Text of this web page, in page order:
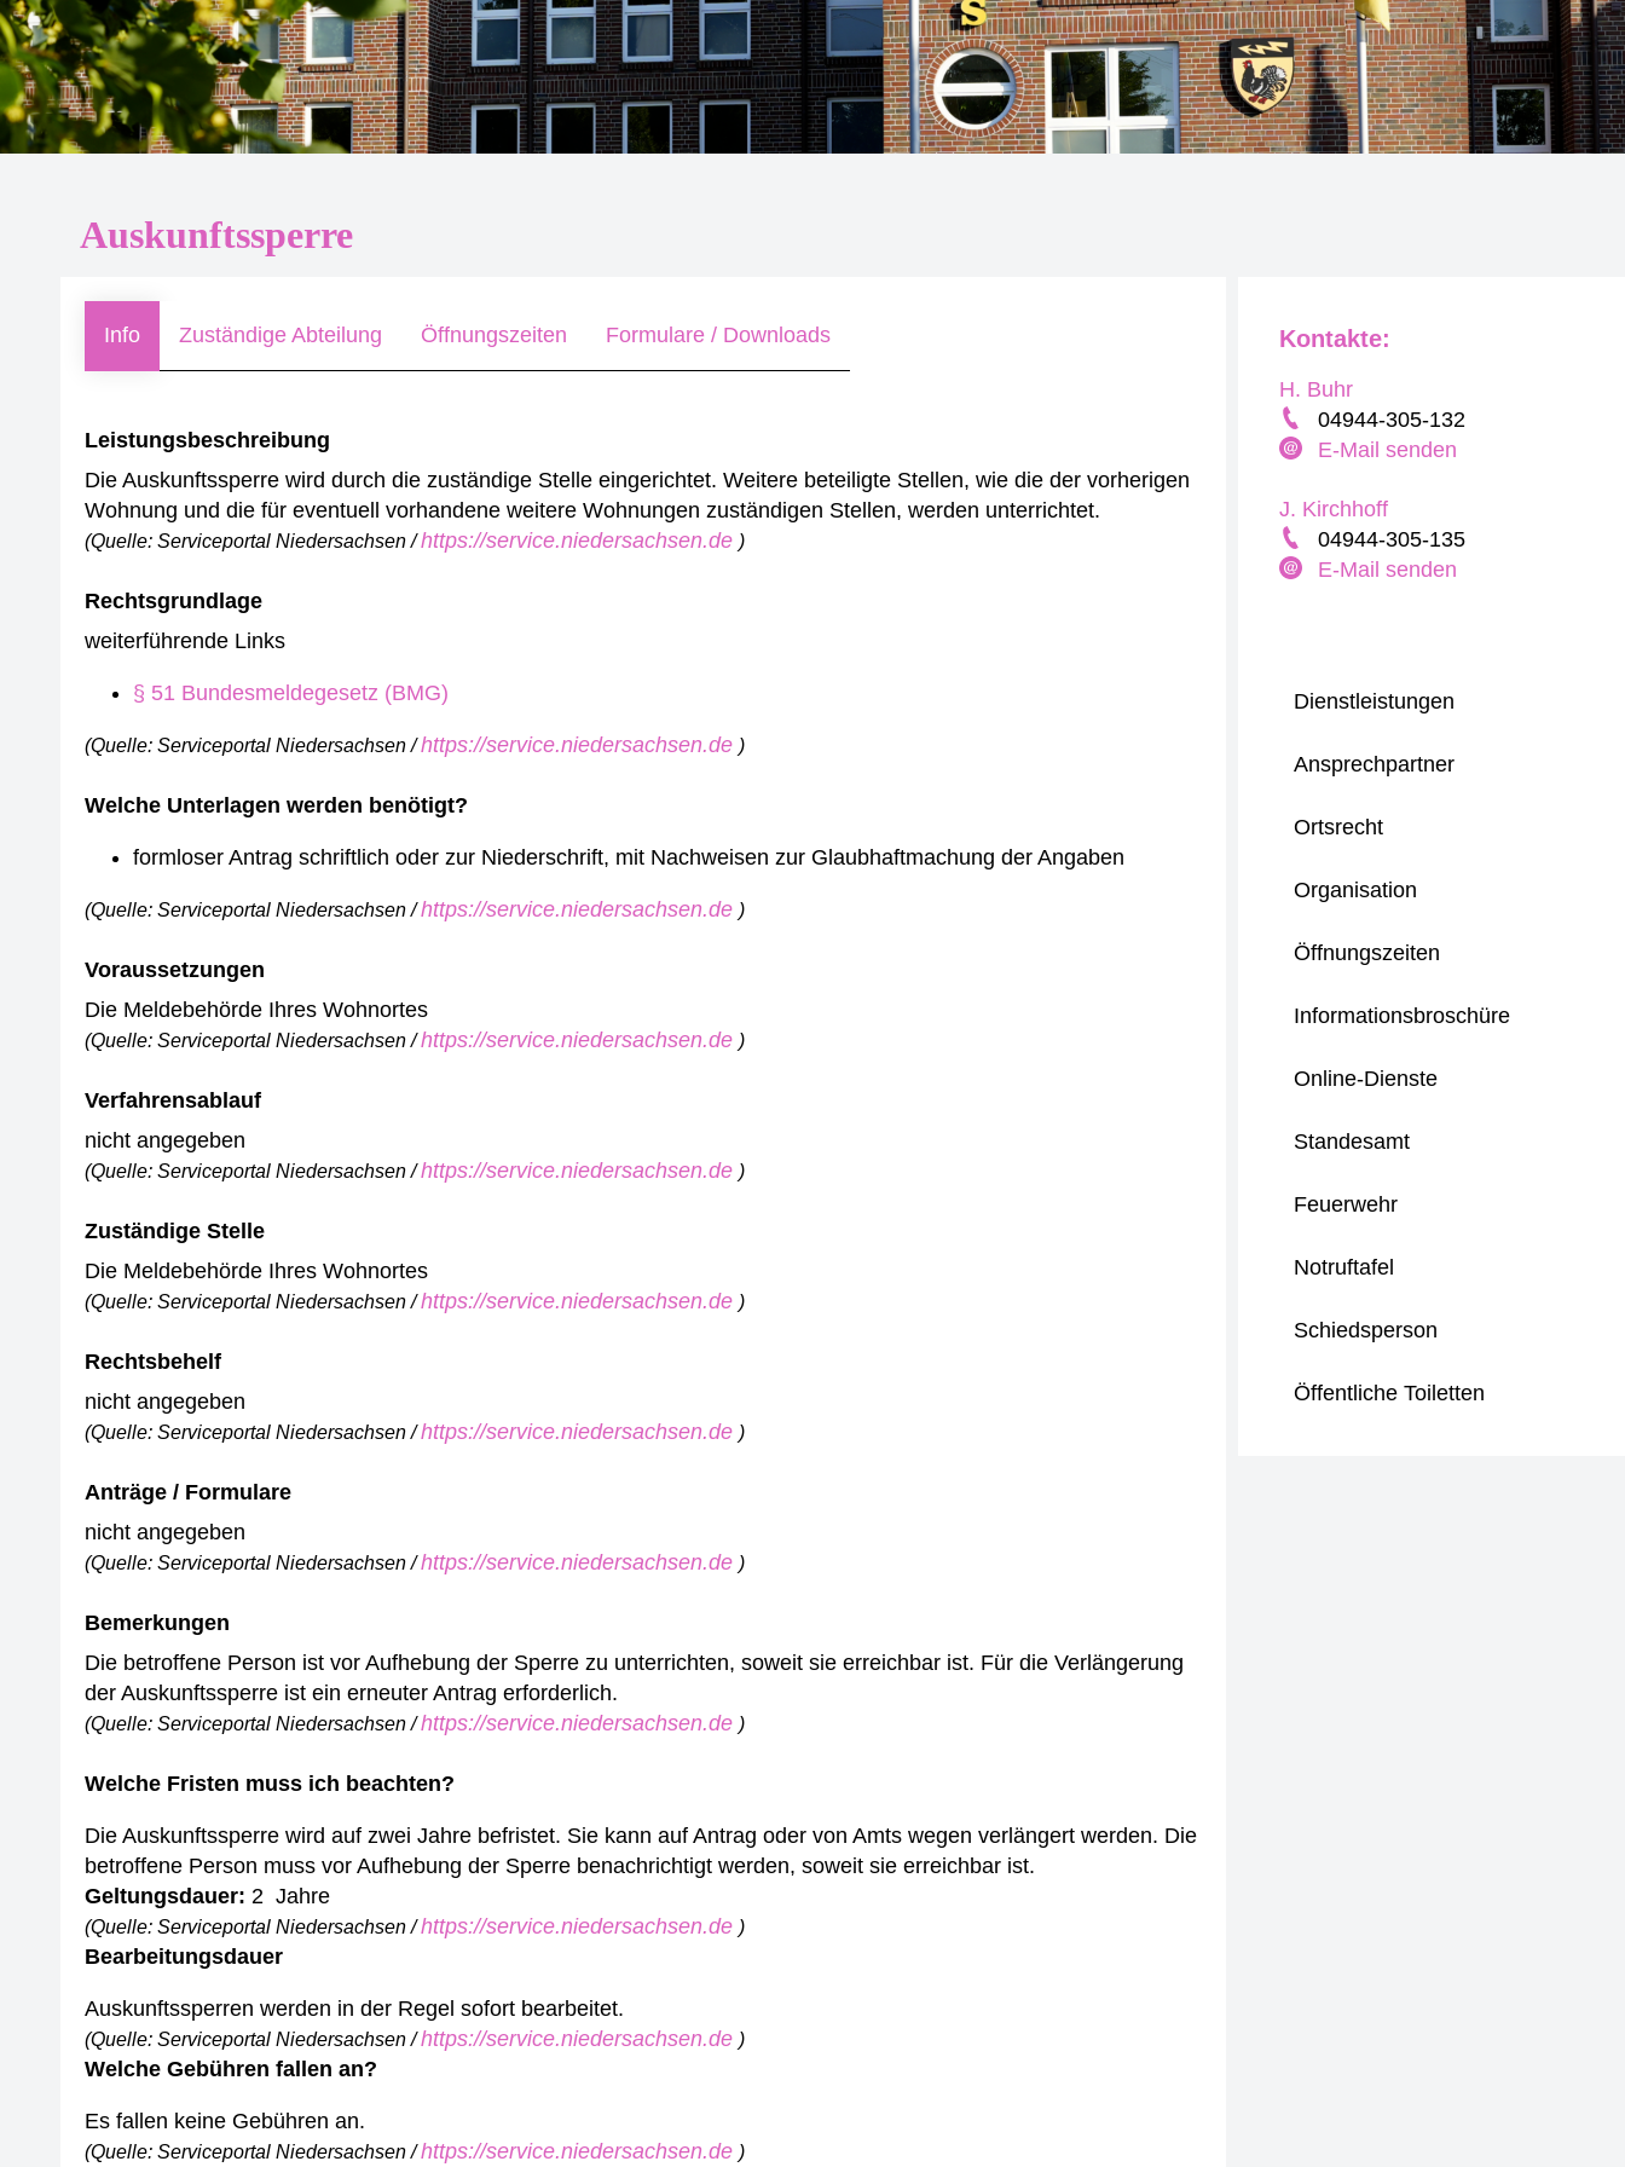
Auskunftssperre
Info Zuständige Abteilung Öffnungszeiten Formulare / Downloads
Leistungsbeschreibung
Die Auskunftssperre wird durch die zuständige Stelle eingerichtet. Weitere beteiligte Stellen, wie die der vorherigen
Wohnung und die für eventuell vorhandene weitere Wohnungen zuständigen Stellen, werden unterrichtet.
(Quelle: Serviceportal Niedersachsen /https://service.niedersachsen.de )
Rechtsgrundlage
weiterführende Links
§ 51 Bundesmeldegesetz (BMG)
(Quelle: Serviceportal Niedersachsen /https://service.niedersachsen.de )
Welche Unterlagen werden benötigt?
formloser Antrag schriftlich oder zur Niederschrift, mit Nachweisen zur Glaubhaftmachung der Angaben
(Quelle: Serviceportal Niedersachsen /https://service.niedersachsen.de )
Voraussetzungen
Die Meldebehörde Ihres Wohnortes
(Quelle: Serviceportal Niedersachsen /https://service.niedersachsen.de )
Verfahrensablauf
nicht angegeben
(Quelle: Serviceportal Niedersachsen /https://service.niedersachsen.de )
Zuständige Stelle
Die Meldebehörde Ihres Wohnortes
(Quelle: Serviceportal Niedersachsen /https://service.niedersachsen.de )
Rechtsbehelf
nicht angegeben
(Quelle: Serviceportal Niedersachsen /https://service.niedersachsen.de )
Anträge / Formulare
nicht angegeben
(Quelle: Serviceportal Niedersachsen /https://service.niedersachsen.de )
Bemerkungen
Die betroffene Person ist vor Aufhebung der Sperre zu unterrichten, soweit sie erreichbar ist. Für die Verlängerung
der Auskunftssperre ist ein erneuter Antrag erforderlich.
(Quelle: Serviceportal Niedersachsen /https://service.niedersachsen.de )
Welche Fristen muss ich beachten?
Die Auskunftssperre wird auf zwei Jahre befristet. Sie kann auf Antrag oder von Amts wegen verlängert werden. Die
betroffene Person muss vor Aufhebung der Sperre benachrichtigt werden, soweit sie erreichbar ist.
Geltungsdauer: 2 Jahre
(Quelle: Serviceportal Niedersachsen /https://service.niedersachsen.de )
Bearbeitungsdauer
Auskunftssperren werden in der Regel sofort bearbeitet.
(Quelle: Serviceportal Niedersachsen /https://service.niedersachsen.de )
Welche Gebühren fallen an?
Es fallen keine Gebühren an.
(Quelle: Serviceportal Niedersachsen /https://service.niedersachsen.de )
Dienstleistungen
Ansprechpartner
Ortsrecht
Organisation
Öffnungszeiten
Informationsbroschüre
Online-Dienste
Standesamt
Feuerwehr
Notruftafel
Schiedsperson
Öffentliche Toiletten
Kontakte:
H. Buhr
04944-305-132
E-Mail senden
J. Kirchhoff
04944-305-135
E-Mail senden